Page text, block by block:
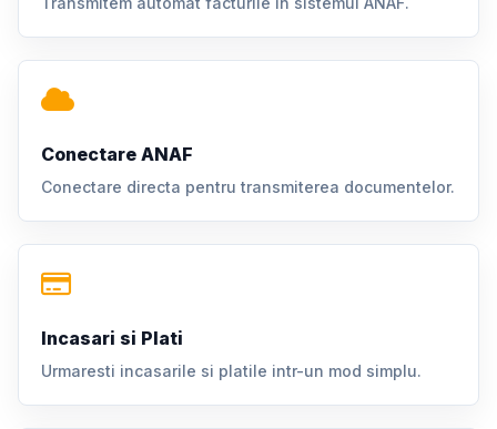
Conectare ANAF
Conectare directa pentru transmiterea documentelor.
Incasari si Plati
Urmaresti incasarile si platile intr-un mod simplu.